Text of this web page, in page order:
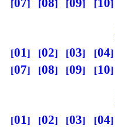
07
08 09 10
01 02 03 04
07
08 09 10
01 02 03 04